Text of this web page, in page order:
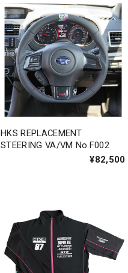
HKS REPLACEMENT
STEERING VA/VM No.F002
¥82,500